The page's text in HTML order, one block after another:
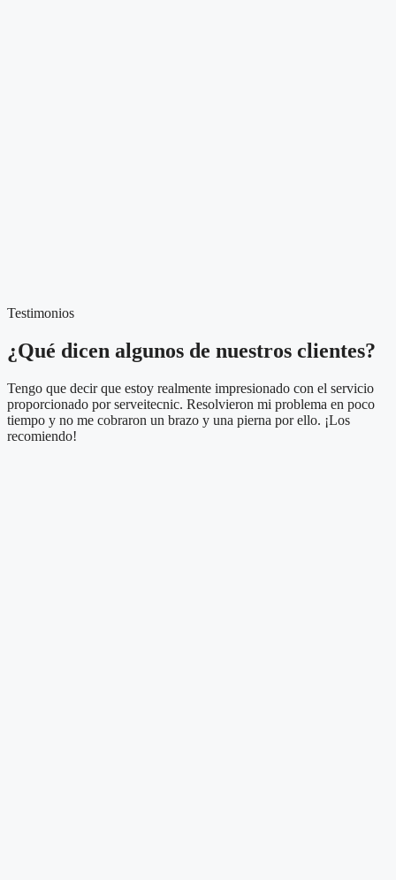
Testimonios
¿Qué dicen algunos de nuestros clientes?
Tengo que decir que estoy realmente impresionado con el servicio
proporcionado por serveitecnic. Resolvieron mi problema en poco
tiempo y no me cobraron un brazo y una pierna por ello. ¡Los
recomiendo!